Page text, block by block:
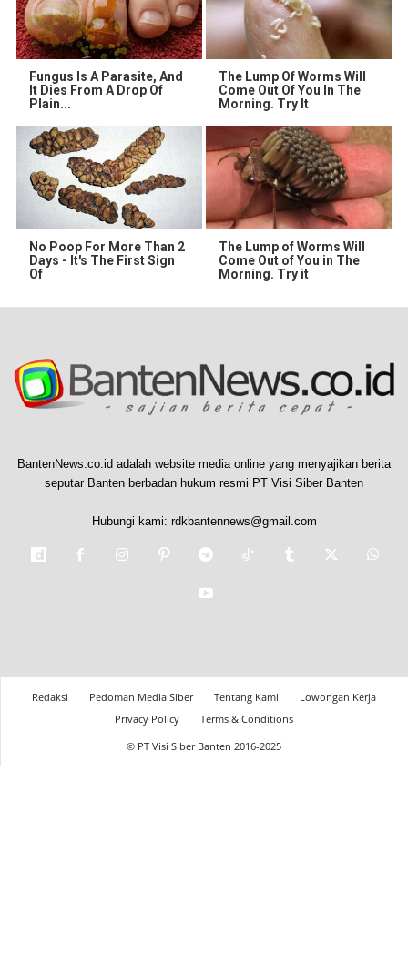
Fungus Is A Parasite, And
It Dies From A Drop Of
Plain...
The Lump Of Worms Will
Come Out Of You In The
Morning. Try It
No Poop For More Than 2
Days - It's The First Sign
Of
The Lump of Worms Will
Come Out of You in The
Morning. Try it
BantenNews.co.id adalah website media online yang menyajikan berita
seputar Banten berbadan hukum resmi PT Visi Siber Banten
Hubungi kami: rdkbantennews@gmail.com
Redaksi Pedoman Media Siber Tentang Kami
Lowongan Kerja
Privacy Policy
Terms & Conditions
© PT Visi Siber Banten 2016-2025